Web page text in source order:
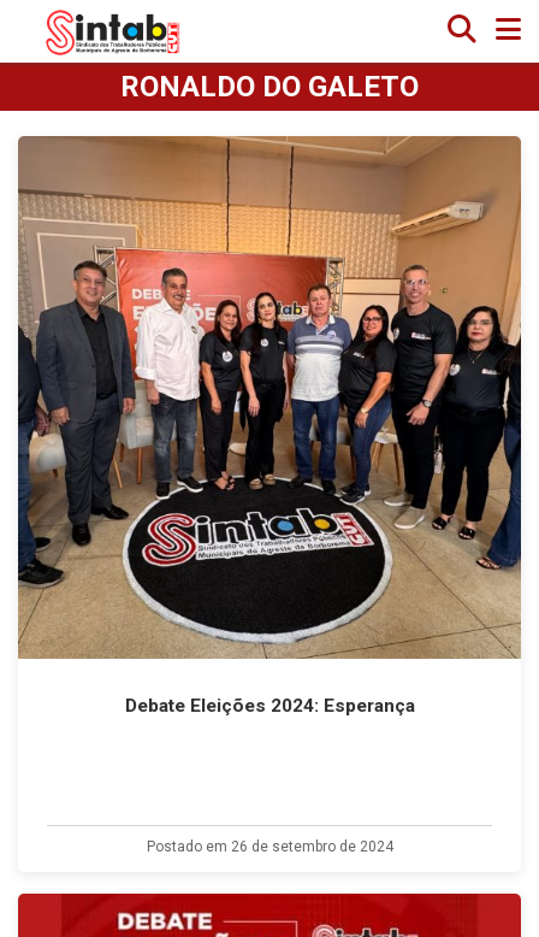
RONALDO DO GALETO
Debate Eleições 2024: Esperança
Postado em 26 de setembro de 2024